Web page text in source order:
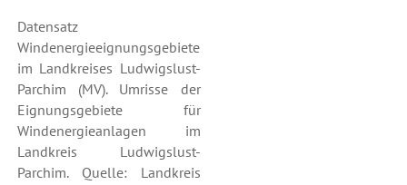
Datensatz
Windenergieeignungsgebiete
im Landkreises Ludwigslust-
Parchim (MV). Umrisse der
Eignungsgebiete für
Windenergieanlagen im
Landkreis Ludwigslust-
Parchim. Quelle: Landkreis